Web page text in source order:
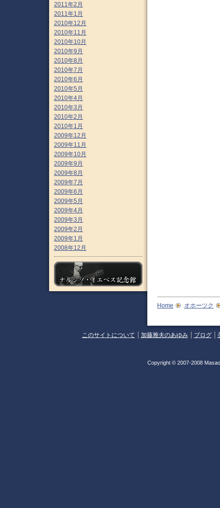
2011年2月
2011年1月
2010年12月
2010年11月
2010年10月
2010年9月
2010年8月
2010年7月
2010年6月
2010年5月
2010年4月
2010年3月
2010年2月
2010年1月
2009年12月
2009年11月
2009年10月
2009年9月
2009年8月
2009年7月
2009年6月
2009年5月
2009年4月
2009年3月
2009年2月
2009年1月
2008年12月
Home オホーツク
このサイトについて 加藤雅夫のあゆみ ブログ
Copyright © 2007-2008